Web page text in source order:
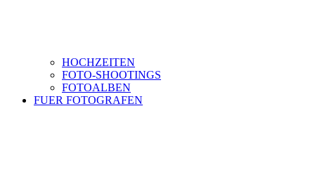
HOCHZEITEN
FOTO-SHOOTINGS
FOTOALBEN
FUER FOTOGRAFEN